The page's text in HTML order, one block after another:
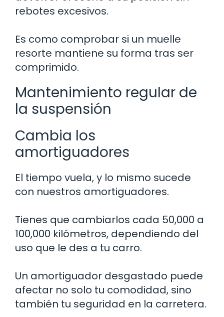
rebotes excesivos.
Es como comprobar si un muelle
resorte mantiene su forma tras ser
comprimido.
Mantenimiento regular de
la suspensión
Cambia los
amortiguadores
El tiempo vuela, y lo mismo sucede
con nuestros amortiguadores.
Tienes que cambiarlos cada 50,000 a
100,000 kilómetros, dependiendo del
uso que le des a tu carro.
Un amortiguador desgastado puede
afectar no solo tu comodidad, sino
también tu seguridad en la carretera.